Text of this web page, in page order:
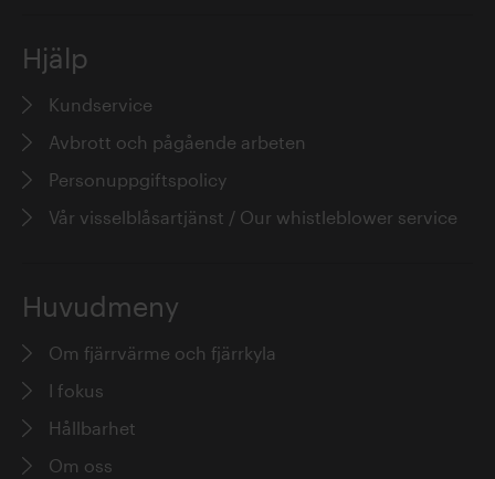
Hjälp
Kundservice
Avbrott och pågående arbeten
Personuppgiftspolicy
Vår visselblåsartjänst / Our whistleblower service
Huvudmeny
Om fjärrvärme och fjärrkyla
I fokus
Hållbarhet
Om oss